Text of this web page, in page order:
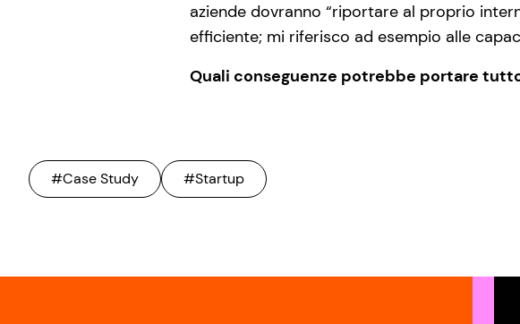
aziende dovranno “riportare al proprio
efficiente; mi riferisco ad esempio alle
Quali conseguenze potrebbe portare
#Case Study #Startup